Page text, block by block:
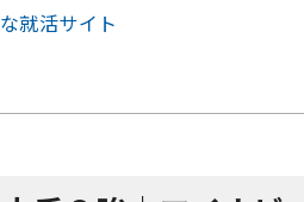
就活サイト